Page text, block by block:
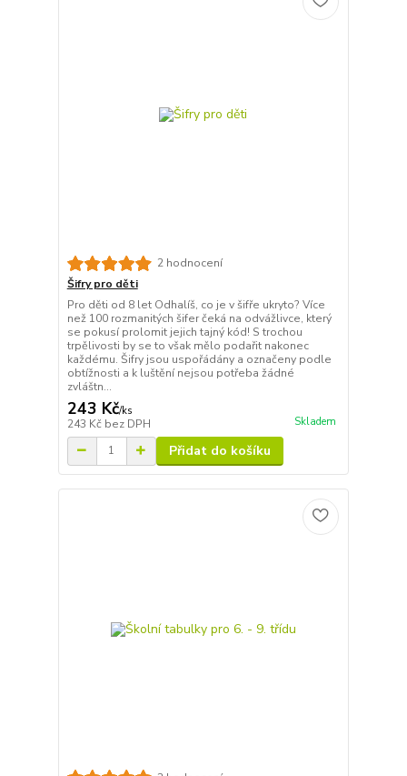
2 hodnocení
Šifry pro děti
Pro děti od 8 let Odhalíš, co je v šifře ukryto? Více
než 100 rozmanitých šifer čeká na odvážlivce, který
se pokusí prolomit jejich tajný kód! S trochou
trpělivosti by se to však mělo podařit nakonec
každému. Šifry jsou uspořádány a označeny podle
obtížnosti a k luštění nejsou potřeba žádné
zvláštn...
243 Kč/ks
243 Kč bez DPH Skladem
Přidat do košíku